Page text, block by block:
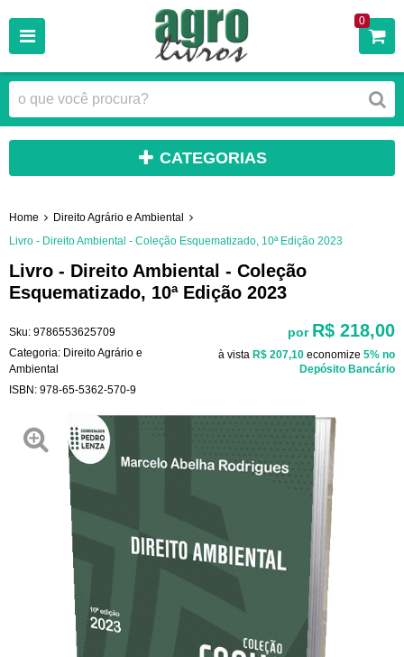
0
CATEGORIAS
Home
Direito Agrário e Ambiental
Livro - Direito Ambiental - Coleção Esquematizado, 10ª Edição 2023
Livro - Direito Ambiental - Coleção
Esquematizado, 10ª Edição 2023
Sku: 9786553625709
Categoria: Direito Agrário e
Ambiental
ISBN: 978-65-5362-570-9
por R$ 218,00
à vista R$ 207,10 economize 5% no
Depósito Bancário